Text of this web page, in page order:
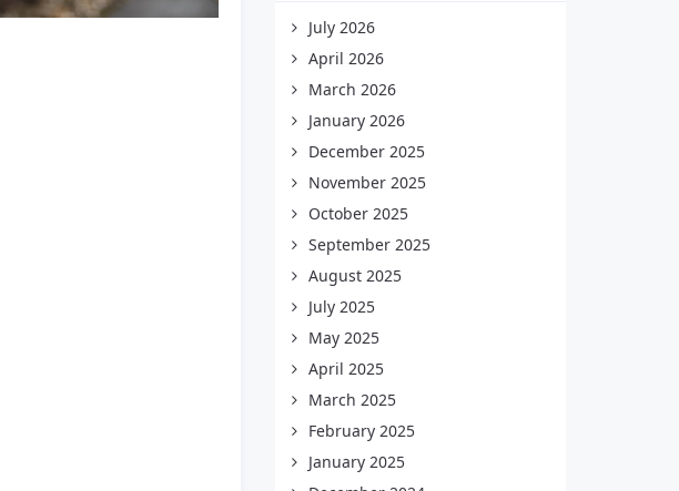
July 2026
April 2026
March 2026
January 2026
December 2025
November 2025
October 2025
September 2025
August 2025
July 2025
May 2025
April 2025
March 2025
February 2025
January 2025